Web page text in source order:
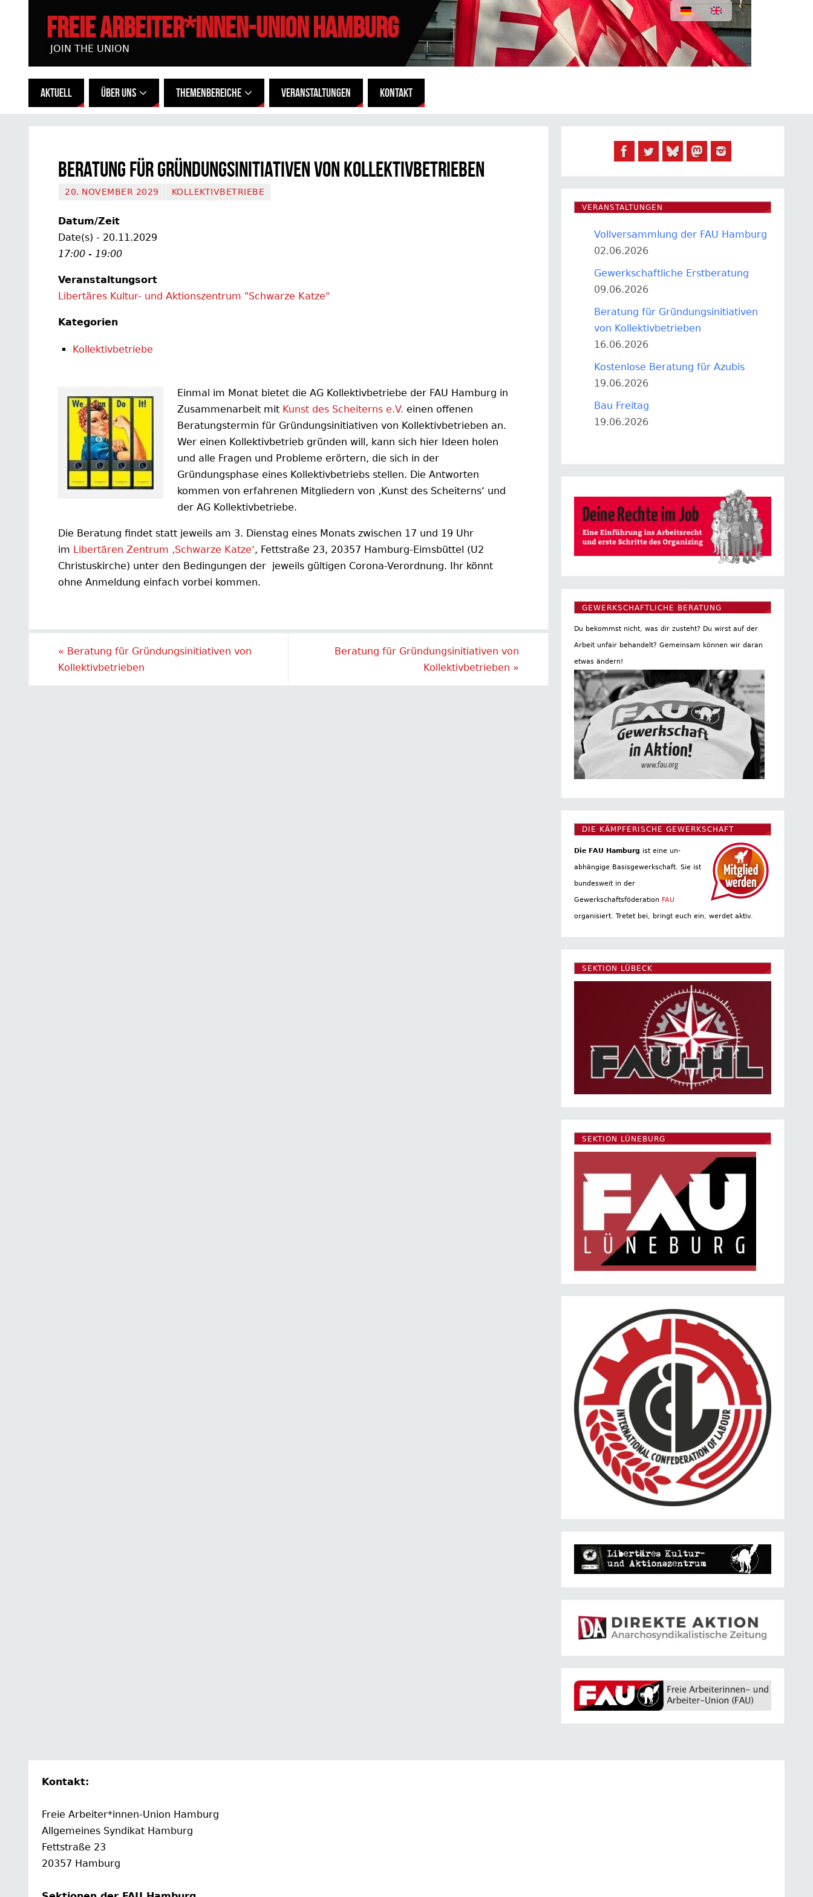
FREIE ARBEITER*INNEN-UNION HAMBURG
JOIN THE UNION
AKTUELL ÜBER UNS THEMENBEREICHE VERANSTALTUNGEN KONTAKT
Beratung für Gründungsinitiativen von Kollektivbetrieben
20. NOVEMBER 2029 KOLLEKTIVBETRIEBE
Datum/Zeit
Date(s) - 20.11.2029
17:00 - 19:00
Veranstaltungsort
Libertäres Kultur- und Aktionszentrum "Schwarze Katze"
Kategorien
Kollektivbetriebe
Einmal im Monat bietet die AG Kollektivbetriebe der FAU Hamburg in
Zusammenarbeit mit Kunst des Scheiterns e.V. einen offenen
Beratungstermin für Gründungsinitiativen von Kollektivbetrieben an.
Wer einen Kollektivbetrieb gründen will, kann sich hier Ideen holen
und alle Fragen und Probleme erörtern, die sich in der
Gründungsphase eines Kollektivbetriebs stellen. Die Antworten
kommen von erfahrenen Mitgliedern von ‚Kunst des Scheiterns‘ und
der AG Kollektivbetriebe.
Die Beratung findet statt jeweils am 3. Dienstag eines Monats zwischen 17 und 19 Uhr
im Libertären Zentrum ‚Schwarze Katze‘, Fettstraße 23, 20357 Hamburg-Eimsbüttel (U2
Christuskirche) unter den Bedingungen der jeweils gültigen Corona-Verordnung. Ihr könnt
ohne Anmeldung einfach vorbei kommen.
« Beratung für Gründungsinitiativen von
Kollektivbetrieben
Beratung für Gründungsinitiativen von
Kollektivbetrieben »
VERANSTALTUNGEN
Vollversammlung der FAU Hamburg
02.06.2026
Gewerkschaftliche Erstberatung
09.06.2026
Beratung für Gründungsinitiativen
von Kollektivbetrieben
16.06.2026
Kostenlose Beratung für Azubis
19.06.2026
Bau Freitag
19.06.2026
GEWERKSCHAFTLICHE BERATUNG
Du bekommst nicht, was dir zusteht? Du wirst auf der
Arbeit unfair behandelt? Gemeinsam können wir daran
etwas ändern!
DIE KÄMPFERISCHE GEWERKSCHAFT
Die FAU Hamburg ist eine un­
abhängige Basis­gewerkschaft. Sie ist
bundesweit in der
Gewerkschaftsföderation FAU
organisiert. Tretet bei, bringt euch ein, werdet aktiv.
SEKTION LÜBECK
SEKTION LÜNEBURG
Kontakt:
Freie Arbeiter*innen-Union Hamburg
Allgemeines Syndikat Hamburg
Fettstraße 23
20357 Hamburg